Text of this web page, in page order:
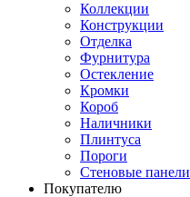
Коллекции
Конструкции
Отделка
Фурнитура
Остекление
Кромки
Короб
Наличники
Плинтуса
Пороги
Стеновые панели
Покупателю